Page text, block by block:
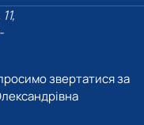
звертатися за